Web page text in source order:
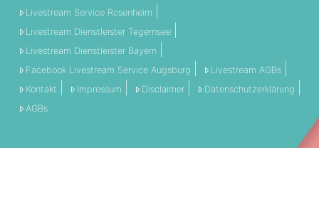
Livestream Service Rosenheim
Livestream Dienstleister Tegernsee
Livestream Dienstleister Bayern
Facebook Livestream Service Augsburg
Livestream AGBs
Kontakt
Impressum Disclaimer
Datenschutzerklärung
AGBs